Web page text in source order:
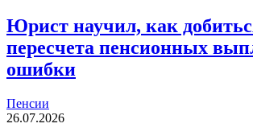
Юрист научил, как
пересчета пенсионных
ошибки
Пенсии
26.07.2026